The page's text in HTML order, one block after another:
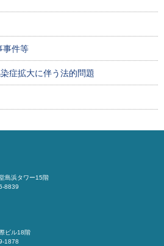
事件等
症拡大に伴う法的問題
島浜タワー15階
8839
ビル18階
1878